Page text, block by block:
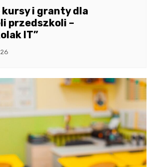
kursy i granty dla
przedszkoli –
IT”